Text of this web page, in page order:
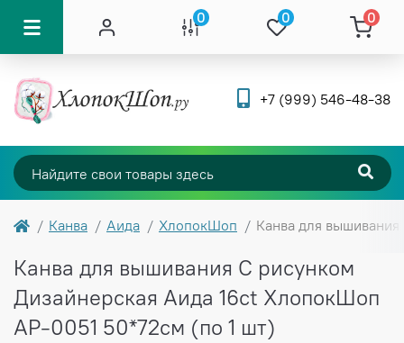
0 0 0
+7 (999) 546-48-38
Канва Аида ХлопокШоп Канва для
Канва для вышивания С рисунком
Дизайнерская Аида 16ct ХлопокШоп
АР-0051 50*72см (по 1 шт)